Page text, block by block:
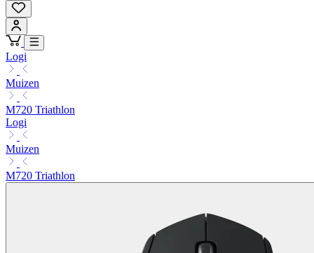
Logi
Muizen
M720 Triathlon
Logi
Muizen
M720 Triathlon